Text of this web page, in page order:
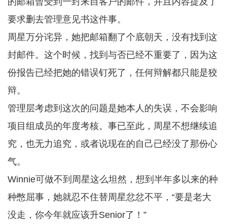
要求删去管理意见书这件事。
周星万分诧异，她把邮箱翻了个底朝天，没有找到这
封邮件。这个时候，找到与否已经不重要了，因为这
份报告已经把她的错误钉死了，任何辩解都只能是狡
辩。
管理层考虑到这次的问题是她本人的失误，不会影响
项目组成员的年度考核。事已至此，周星不想继续追
究，也无力追究，或者说现在的自己已经没了那份心
气。
Winnie可做不到周星这么坦然，想到半年多以来的种
种憋屈事，她就忍不住替周星忿忿不平，“要是老大
没走，你今年就应该升Senior了！”